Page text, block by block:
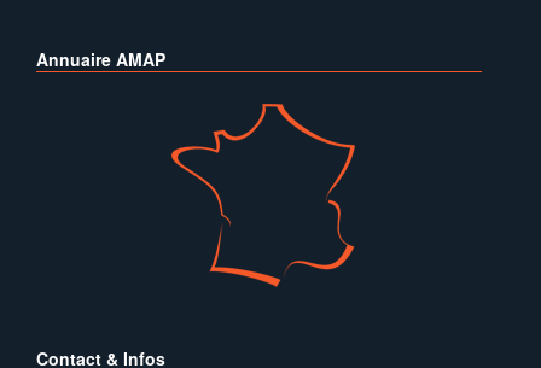
Annuaire AMAP
Contact & Infos